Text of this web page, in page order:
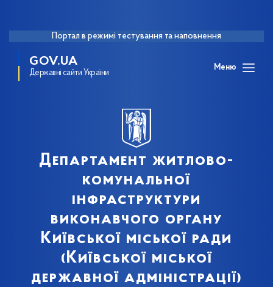
Портал в режимі тестування та наповнення
GOV.UA
Державні сайти України
Меню
Департамент житлово-
комунальної
інфраструктури
виконавчого органу
Київської міської ради
(Київської міської
державної адміністрації)